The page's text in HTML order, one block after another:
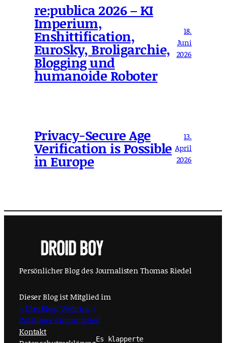
re:publica 2026 – KI
Imperium,
Enshittification,
EuroSky, Broligarchie,
Blogging und
humanoide Roboter
18.
Juni
2026
Privacy-Secure Age
Verification is Possible
in Europe
13.
April
2026
Persönlicher Blog des Journalisten Thomas Riedel
Dieser Blog ist Mitglied im
< UberBlogr Webring >
Zufälliges Ringmitglied
Kontakt
Es klapperte